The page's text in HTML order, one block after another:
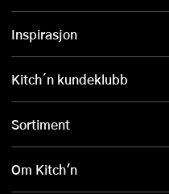
Inspirasjon
Kitch´n kundeklubb
Sortiment
Om Kitch'n